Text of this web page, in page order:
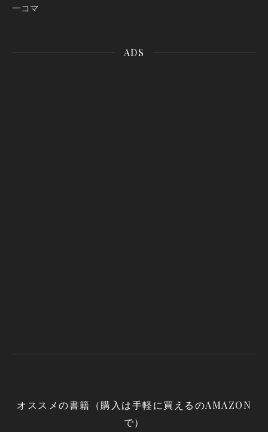
ADS
オススメの書籍（購入は手軽に買えるのAMAZON
で）